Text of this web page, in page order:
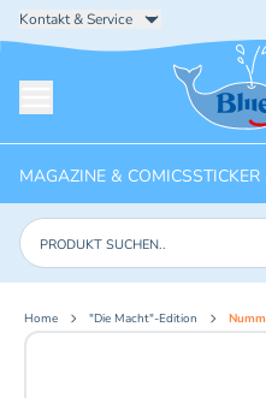
Kontakt & Service
Startseite
MAGAZINE & COMICS
Produkte suchen
Home "Die Macht"-Edition